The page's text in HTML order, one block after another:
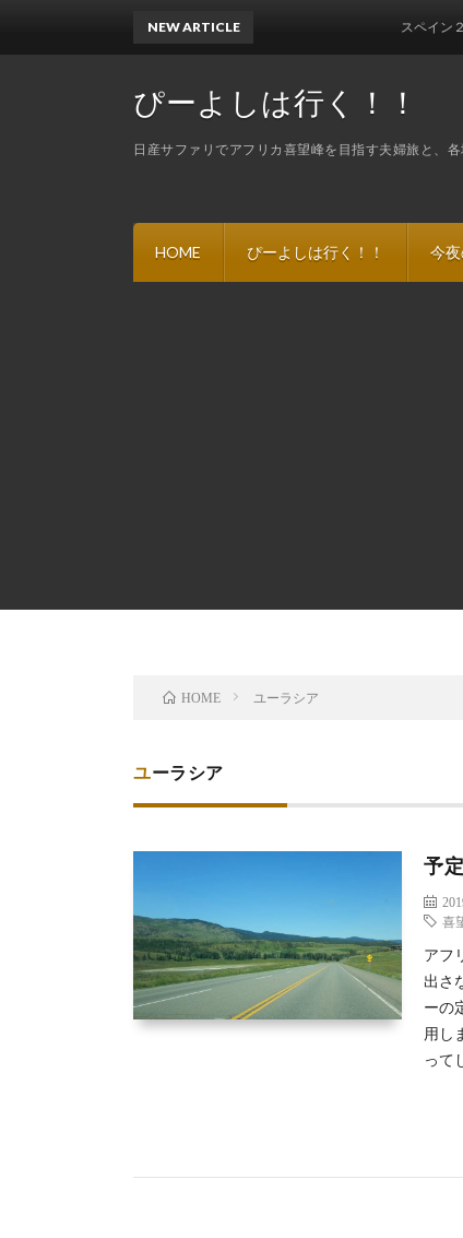
ぴーよしは行く！！
日産サファリでアフリカ喜望峰を目指す夫婦旅と、各
HOME ぴーよしは行く！！ 今
NEW ARTICLE スペイン２２～
HOME ユーラシア
ユーラシア
予
喜
アフ
出さ
ーの
用し
って